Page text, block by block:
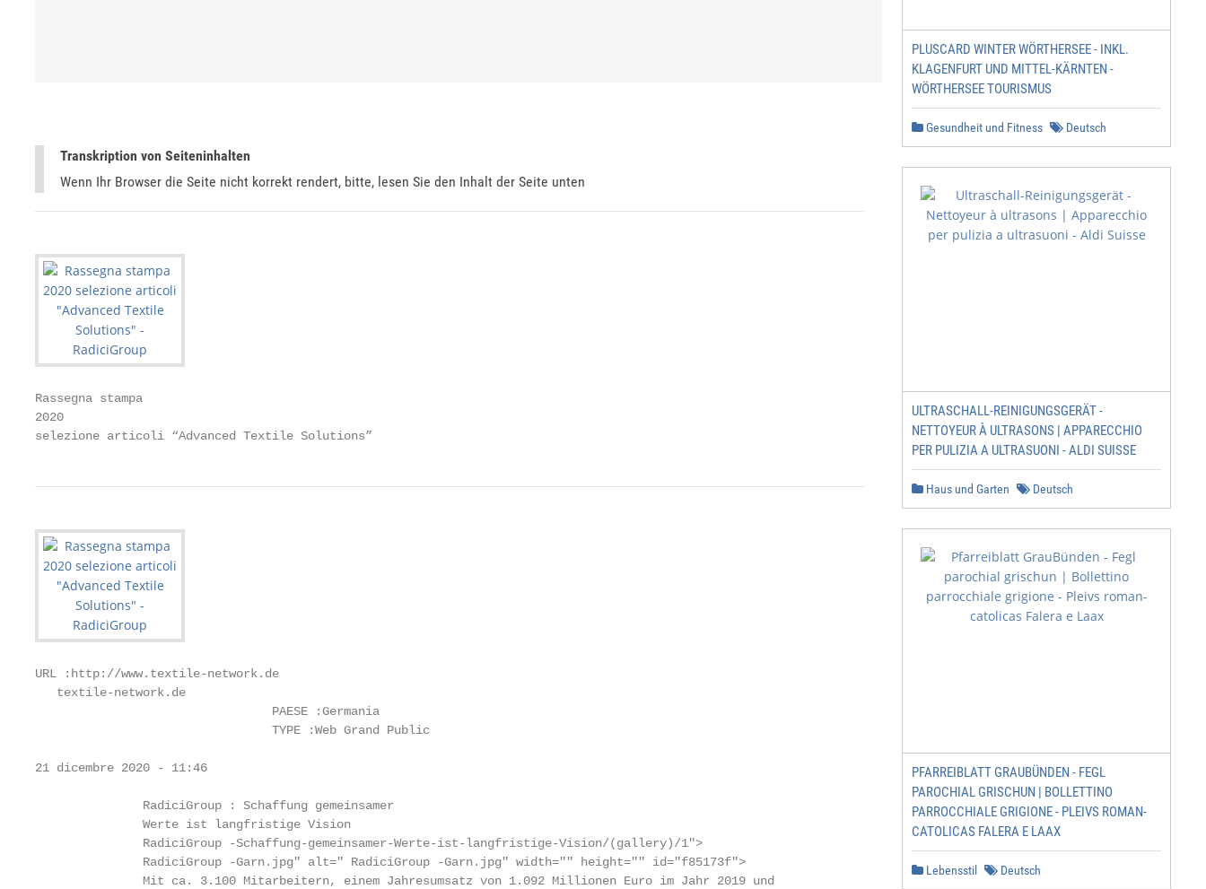
Transkription von Seiteninhalten
Wenn Ihr Browser die Seite nicht korrekt rendert, bitte, lesen Sie den Inhalt der Seite unten
Rassegna stampa
2020
selezione articoli “Advanced Textile Solutions”
URL :http://www.textile-network.de
   textile-network.de
                                 PAESE :Germania
                                 TYPE :Web Grand Public
21 dicembre 2020 - 11:46                                                                                            > Versione online
               RadiciGroup : Schaffung gemeinsamer
               Werte ist langfristige Vision
               RadiciGroup -Schaffung-gemeinsamer-Werte-ist-langfristige-Vision/(gallery)/1">
               RadiciGroup -Garn.jpg" alt=" RadiciGroup -Garn.jpg" width="" height="" id="f85173f">
               Mit ca. 3.100 Mitarbeitern, einem Jahresumsatz von 1.092 Millionen Euro im Jahr 2019 und
PLUSCARD WINTER WÖRTHERSEE - INKL.
KLAGENFURT UND MITTEL-KÄRNTEN -
WÖRTHERSEE TOURISMUS
Gesundheit und Fitness Deutsch
ULTRASCHALL-REINIGUNGSGERÄT -
NETTOYEUR À ULTRASONS | APPARECCHIO
PER PULIZIA A ULTRASUONI - ALDI SUISSE
Haus und Garten Deutsch
PFARREIBLATT GRAUBÜNDEN - FEGL
PAROCHIAL GRISCHUN | BOLLETTINO
PARROCCHIALE GRIGIONE - PLEIVS ROMAN-
CATOLICAS FALERA E LAAX
Lebensstil Deutsch